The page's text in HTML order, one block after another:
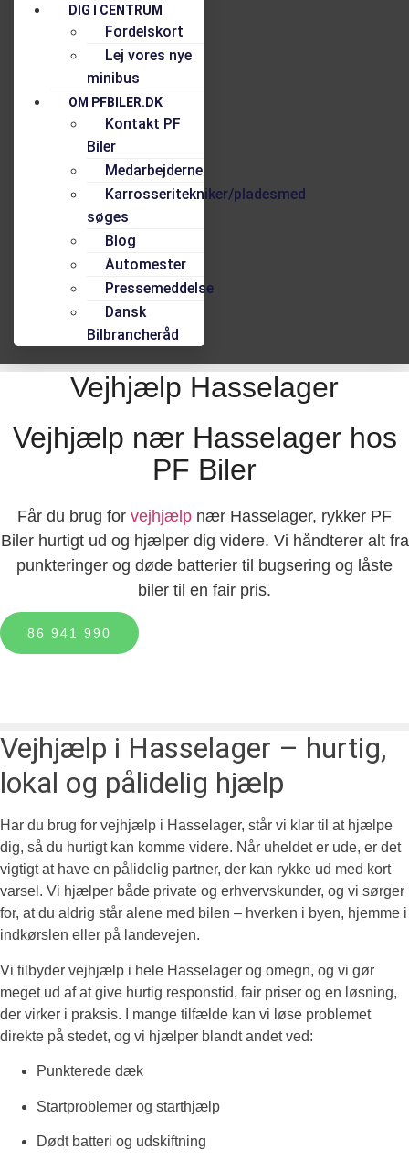
DIG I CENTRUM
Fordelskort
Lej vores nye
minibus
OM PFBILER.DK
Kontakt PF
Biler
Medarbejderne
Karrosseritekniker/pladesmed
søges
Blog
Automester
Pressemeddelse
Dansk
Bilbrancheråd
Vejhjælp Hasselager
vejhjælp nær Hasselager hos
PF Biler
Får du brug for vejhjælp nær Hasselager, rykker PF
Biler hurtigt ud og hjælper dig videre. Vi håndterer alt fra
punkteringer og døde batterier til bugsering og låste
biler til en fair pris.
86 941 990
vejhjælp i Hasselager – hurtig,
lokal og pålidelig hjælp
Har du brug for vejhjælp i Hasselager, står vi klar til at hjælpe
dig, så du hurtigt kan komme videre. Når uheldet er ude, er det
vigtigt at have en pålidelig partner, der kan rykke ud med kort
varsel. Vi hjælper både private og erhvervskunder, og vi sørger
for, at du aldrig står alene med bilen – hverken i byen, hjemme i
indkørslen eller på landevejen.
Vi tilbyder vejhjælp i hele Hasselager og omegn, og vi gør
meget ud af at give hurtig responstid, fair priser og en løsning,
der virker i praksis. I mange tilfælde kan vi løse problemet
direkte på stedet, og vi hjælper blandt andet ved:
Punkterede dæk
Startproblemer og starthjælp
Dødt batteri og udskiftning